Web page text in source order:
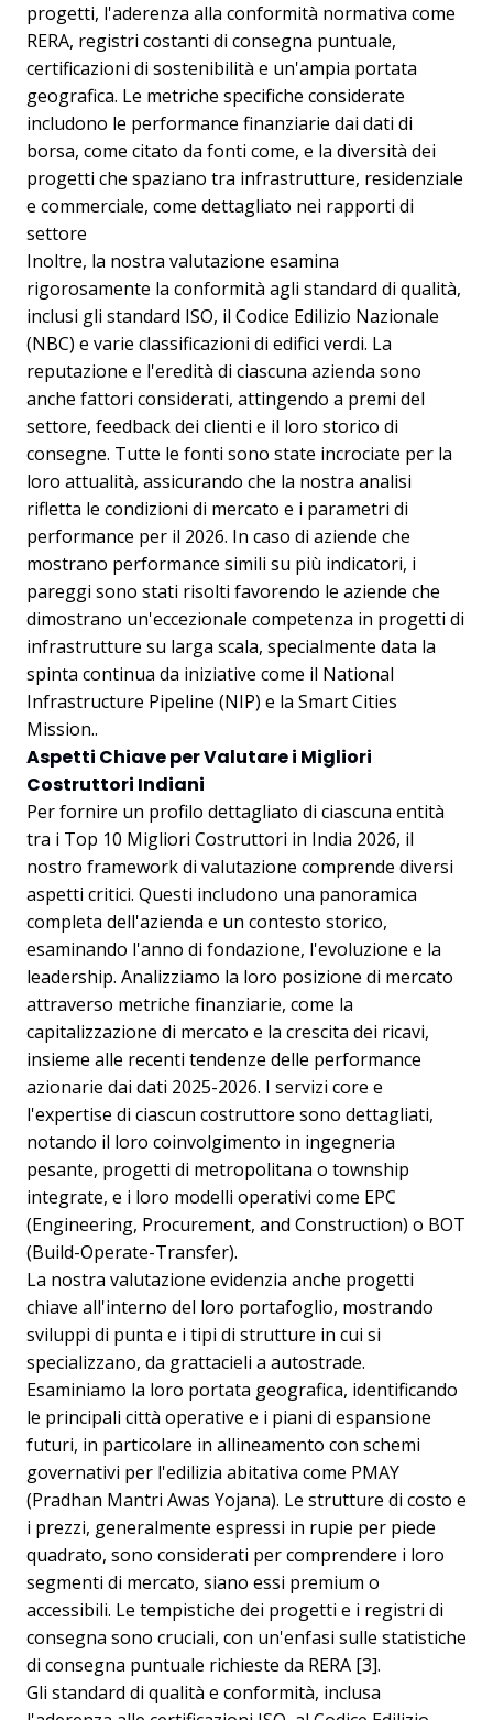
progetti, l'aderenza alla conformità normativa come
RERA, registri costanti di consegna puntuale,
certificazioni di sostenibilità e un'ampia portata
geografica. Le metriche specifiche considerate
includono le performance finanziarie dai dati di
borsa, come citato da fonti come, e la diversità dei
progetti che spaziano tra infrastrutture, residenziale
e commerciale, come dettagliato nei rapporti di
settore
Inoltre, la nostra valutazione esamina
rigorosamente la conformità agli standard di qualità,
inclusi gli standard ISO, il Codice Edilizio Nazionale
(NBC) e varie classificazioni di edifici verdi. La
reputazione e l'eredità di ciascuna azienda sono
anche fattori considerati, attingendo a premi del
settore, feedback dei clienti e il loro storico di
consegne. Tutte le fonti sono state incrociate per la
loro attualità, assicurando che la nostra analisi
rifletta le condizioni di mercato e i parametri di
performance per il 2026. In caso di aziende che
mostrano performance simili su più indicatori, i
pareggi sono stati risolti favorendo le aziende che
dimostrano un'eccezionale competenza in progetti di
infrastrutture su larga scala, specialmente data la
spinta continua da iniziative come il National
Infrastructure Pipeline (NIP) e la Smart Cities
Mission..
Aspetti Chiave per Valutare i Migliori
Costruttori Indiani
Per fornire un profilo dettagliato di ciascuna entità
tra i Top 10 Migliori Costruttori in India 2026, il
nostro framework di valutazione comprende diversi
aspetti critici. Questi includono una panoramica
completa dell'azienda e un contesto storico,
esaminando l'anno di fondazione, l'evoluzione e la
leadership. Analizziamo la loro posizione di mercato
attraverso metriche finanziarie, come la
capitalizzazione di mercato e la crescita dei ricavi,
insieme alle recenti tendenze delle performance
azionarie dai dati 2025-2026. I servizi core e
l'expertise di ciascun costruttore sono dettagliati,
notando il loro coinvolgimento in ingegneria
pesante, progetti di metropolitana o township
integrate, e i loro modelli operativi come EPC
(Engineering, Procurement, and Construction) o BOT
(Build-Operate-Transfer).
La nostra valutazione evidenzia anche progetti
chiave all'interno del loro portafoglio, mostrando
sviluppi di punta e i tipi di strutture in cui si
specializzano, da grattacieli a autostrade.
Esaminiamo la loro portata geografica, identificando
le principali città operative e i piani di espansione
futuri, in particolare in allineamento con schemi
governativi per l'edilizia abitativa come PMAY
(Pradhan Mantri Awas Yojana). Le strutture di costo e
i prezzi, generalmente espressi in rupie per piede
quadrato, sono considerati per comprendere i loro
segmenti di mercato, siano essi premium o
accessibili. Le tempistiche dei progetti e i registri di
consegna sono cruciali, con un'enfasi sulle statistiche
di consegna puntuale richieste da RERA [3].
Gli standard di qualità e conformità, inclusa